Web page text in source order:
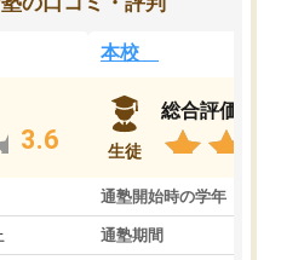
3.6
本校
生徒
総合評価
通塾開始時の学年
通塾期間